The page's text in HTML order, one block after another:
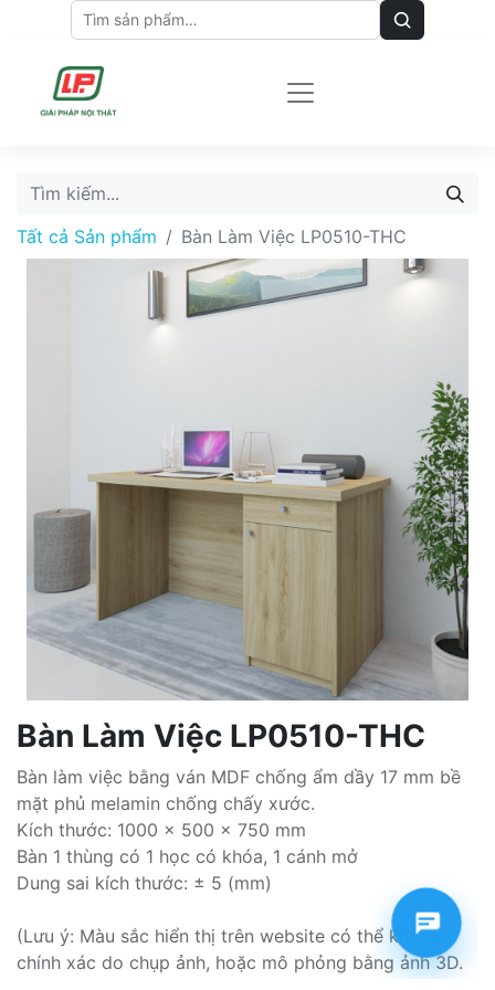
Tất cả Sản phẩm Bàn Làm Việc LP0510-THC
Bàn Làm Việc LP0510-THC
Bàn làm việc bằng ván MDF chống ẩm dầy 17 mm bề
mặt phủ melamin chống chấy xước.
Kích thước: 1000 x 500 x 750 mm
Bàn 1 thùng có 1 học có khóa, 1 cánh mở
Dung sai kích thước: ± 5 (mm)
(Lưu ý: Màu sắc hiển thị trên website có thể không
chính xác do chụp ảnh, hoặc mô phỏng bằng ảnh 3D.